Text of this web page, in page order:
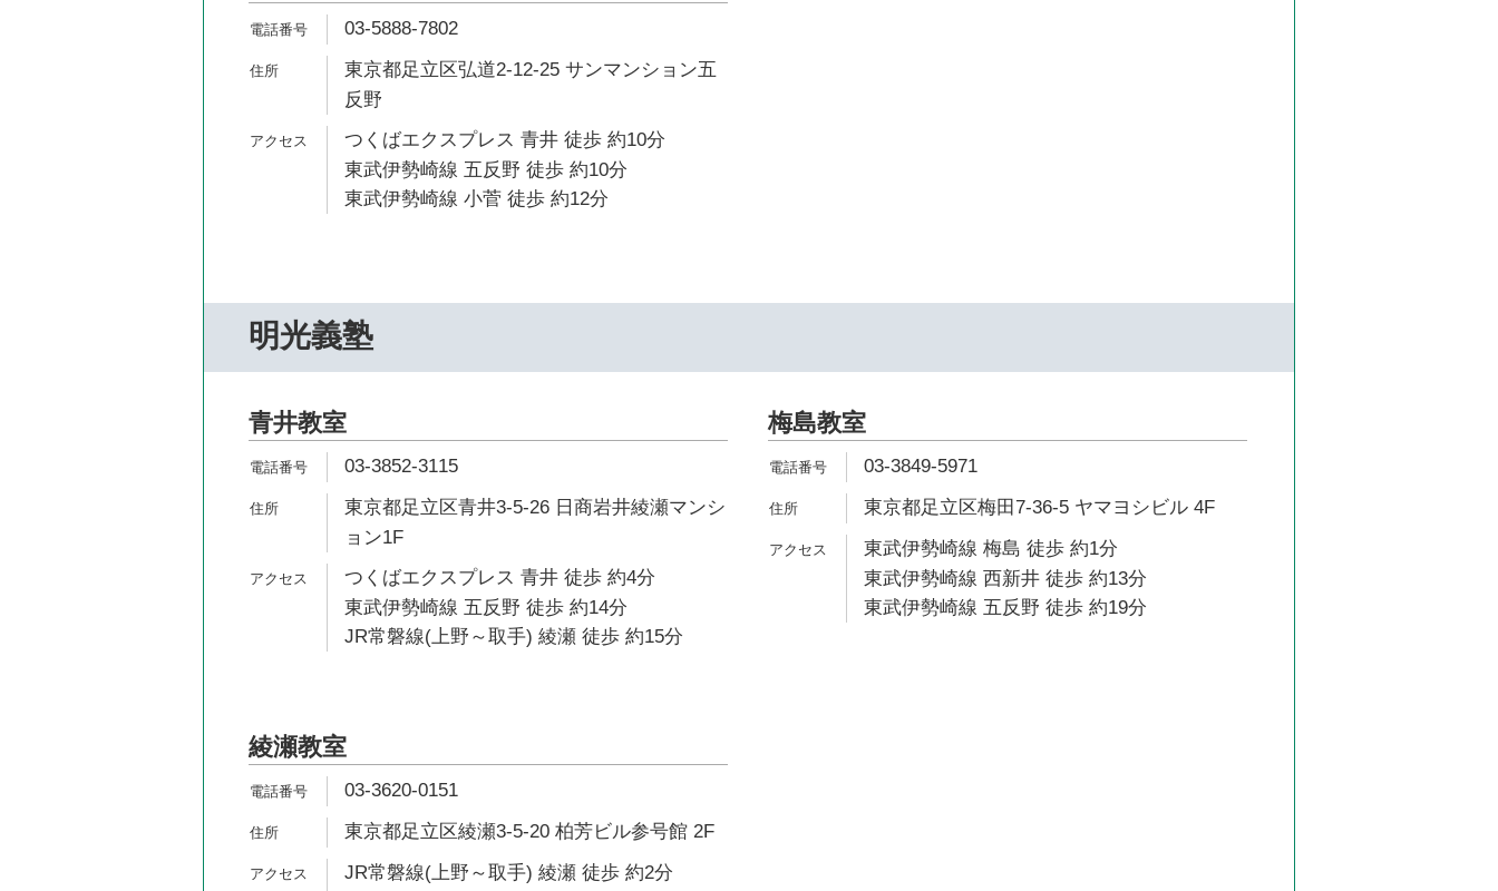
03-5888-7802
東京都足立区弘道2-12-25 サンマンション五
反野
つくばエクスプレス 青井 徒歩 約10分
東武伊勢崎線 五反野 徒歩 約10分
東武伊勢崎線 小菅 徒歩 約12分
明光義塾
青井教室
03-3852-3115
東京都足立区青井3-5-26 日商岩井綾瀬マンシ
ョン1F
つくばエクスプレス 青井 徒歩 約4分
東武伊勢崎線 五反野 徒歩 約14分
JR常磐線(上野～取手) 綾瀬 徒歩 約15分
梅島教室
03-3849-5971
東京都足立区梅田7-36-5 ヤマヨシビル 4F
東武伊勢崎線 梅島 徒歩 約1分
東武伊勢崎線 西新井 徒歩 約13分
東武伊勢崎線 五反野 徒歩 約19分
綾瀬教室
03-3620-0151
東京都足立区綾瀬3-5-20 柏芳ビル参号館 2F
JR常磐線(上野～取手) 綾瀬 徒歩 約2分